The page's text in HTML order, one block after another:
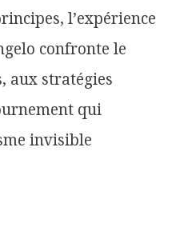
l’expérience
confronte le
aux stratégies
qui
invisible